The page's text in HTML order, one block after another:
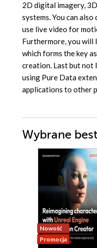
2D digital imagery,
systems. You can
use live video for
Furthermore, you will
which forms the key
creation. Last but not
using Pure Data
applications to other
Wybrane
Nowość
Promocja